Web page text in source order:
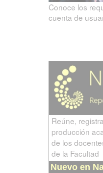
Conoce los
cuenta de
Reúne,
producción
de los
de la Facultad
Nuevo en